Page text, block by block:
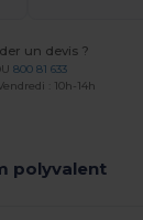
un devis ?
800 81 633
: 10h-14h
polyvalent